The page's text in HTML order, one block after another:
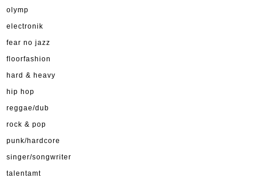
olymp
electronik
fear no jazz
floorfashion
hard & heavy
hip hop
reggae/dub
rock & pop
punk/hardcore
singer/songwriter
talentamt